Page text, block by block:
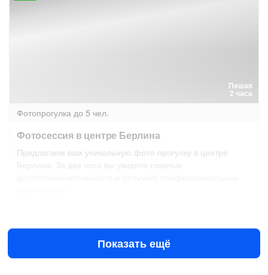
Пешая
2 часа
Фотопрогулка до 5 чел.
Фотосессия в центре Берлина
Предлагаем вам уникальную фото-прогулку в центре
Берлина. За два часа вы увидите главные
€135за всё до 5 чел.
Показать ещё